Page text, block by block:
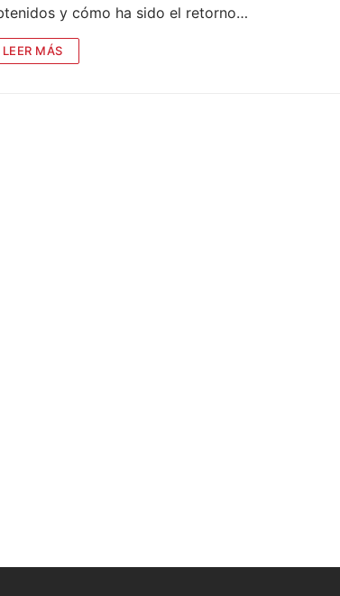
::: NUEVO :::
de anestesia
y cómo ha sido el retorno…
LEER MÁS